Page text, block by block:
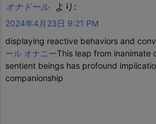
オナドール より:
2024年4月23日 9:21 PM
displaying reactive behaviors and
ール オナニーThis leap from inanimate
sentient beings has profound
companionship